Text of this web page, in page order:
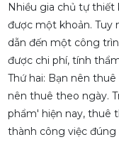
Nhiều gia chủ tự
được một khoản. Tuy
dẫn đến một công
được chi phí, tính
Thứ hai: Bạn nên
nên thuê theo ngày.
phẩm' hiện nay, thuê
thành công việc